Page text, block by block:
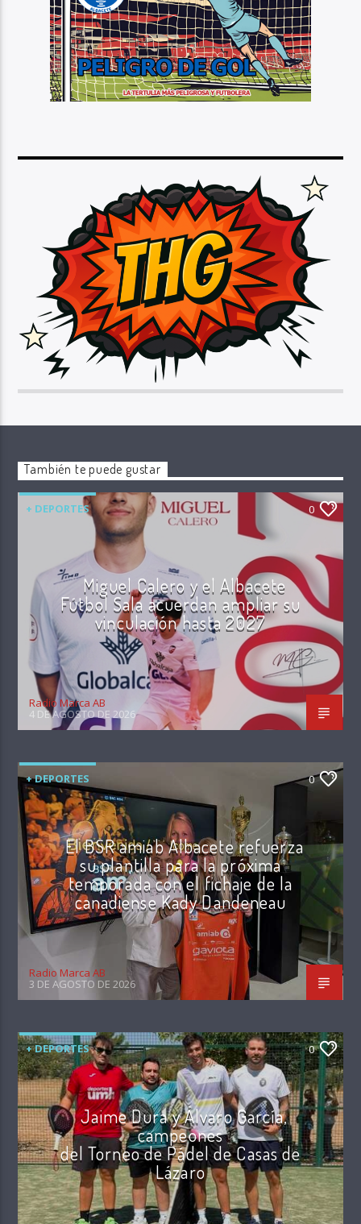
También te puede gustar
+ DEPORTES 0
Miguel Calero y el Albacete
Fútbol Sala acuerdan ampliar su
vinculación hasta 2027
Radio Marca AB
4 DE AGOSTO DE 2026
+ DEPORTES 0
El BSR amiab Albacete refuerza
su plantilla para la próxima
temporada con el fichaje de la
canadiense Kady Dandeneau
Radio Marca AB
3 DE AGOSTO DE 2026
+ DEPORTES 0
Jaime Dura y Álvaro García,
campeones
del Torneo de Pádel de Casas de
Lázaro